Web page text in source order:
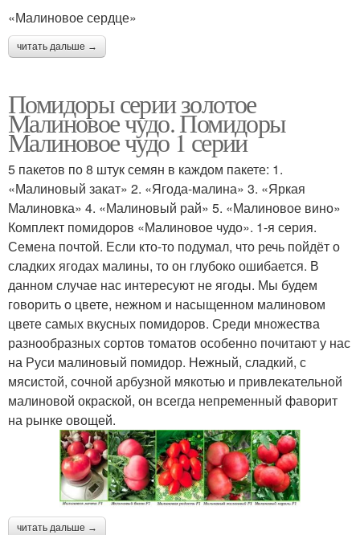
«Малиновое сердце»
читать дальше →
Помидоры серии золотое
Малиновое чудо. Помидоры
Малиновое чудо 1 серии
5 пакетов по 8 штук семян в каждом пакете: 1.
«Малиновый закат» 2. «Ягода-малина» 3. «Яркая
Малиновка» 4. «Малиновый рай» 5. «Малиновое вино»
Комплект помидоров «Малиновое чудо». 1-я серия.
Семена почтой. Если кто-то подумал, что речь пойдёт о
сладких ягодах малины, то он глубоко ошибается. В
данном случае нас интересуют не ягоды. Мы будем
говорить о цвете, нежном и насыщенном малиновом
цвете самых вкусных помидоров. Среди множества
разнообразных сортов томатов особенно почитают у нас
на Руси малиновый помидор. Нежный, сладкий, с
мясистой, сочной арбузной мякотью и привлекательной
малиновой окраской, он всегда непременный фаворит
на рынке овощей.
читать дальше →